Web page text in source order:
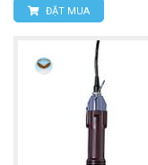
ĐẶT MUA